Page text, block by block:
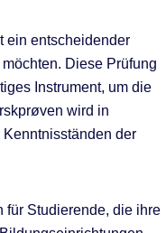
ein entscheidender
Diese Prüfung
Instrument, um die
wird in
der
für Studierende, die ihre